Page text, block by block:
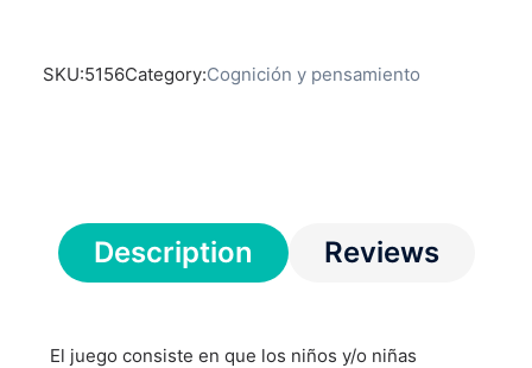
SKU:5156Category:Cognición y pensamiento
Description Reviews
El juego consiste en que los niños y/o niñas